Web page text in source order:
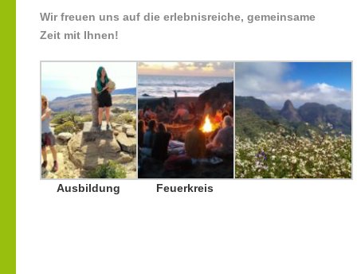
Wir freuen uns auf die erlebnisreiche, gemeinsame
Zeit mit Ihnen!
Ausbildung Feuerkreis